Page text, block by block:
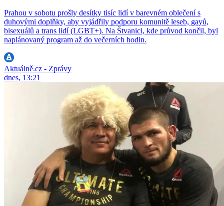
Prahou v sobotu prošly desítky tisíc lidí v barevném oblečení s
duhovými doplňky, aby vyjádřily podporu komunitě leseb, gayů,
bisexuálů a trans lidí (LGBT+). Na Štvanici, kde průvod končil, byl
naplánovaný program až do večerních hodin.
Aktuálně.cz - Zprávy
dnes, 13:21